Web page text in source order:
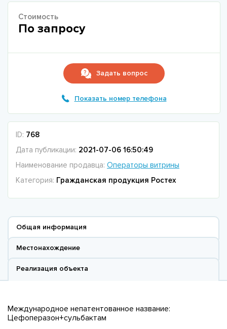
Стоимость
По запросу
Задать вопрос
Показать номер телефона
ID: 768
Дата публикации: 2021-07-06 16:50:49
Наименование продавца: Операторы витрины
Категория: Гражданская продукция Ростех
Общая информация
Местонахождение
Реализация объекта
Международное непатентованное название:
Цефоперазон+сульбактам